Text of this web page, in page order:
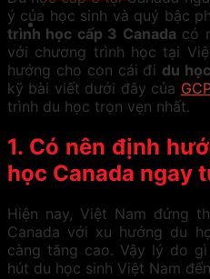
ý của học sinh và quý bậc
trình học cấp 3 Canada có
với chương trình học tại
hướng cho con cái đi du
kỹ bài viết dưới đây của
trình du học trọn vẹn nhất.
1. Có nên định
học Canada ngay
Hiện nay, Việt Nam đứng
Canada với xu hướng du
càng tăng cao. Vậy lý do
hút du học sinh Việt Nam